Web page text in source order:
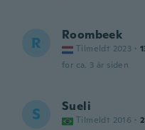
R Roombeek
Tilmeldt 2023 ·
for ca. 3 år siden
S Sueli
Tilmeldt 2016 ·